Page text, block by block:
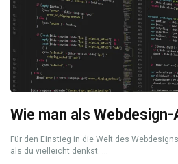
Wie man als
Für den Einstieg in die Welt des
als du vielleicht denkst. ...